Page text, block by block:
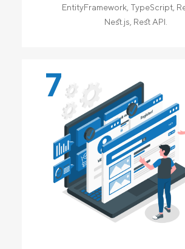
EntityFramework, TypeScript,
Nest.js, Rest API.
7